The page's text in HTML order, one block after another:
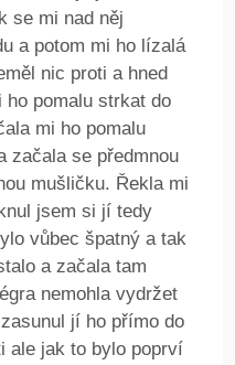
se mi nad něj
a potom mi ho lízalá
nic proti a hned
pomalu strkat do
mi ho pomalu
začala se předmnou
mušličku. Řekla mi
jsem si jí tedy
vůbec špatný a tak
a začala tam
nemohla vydržet
jí ho přímo do
ale jak to bylo poprví